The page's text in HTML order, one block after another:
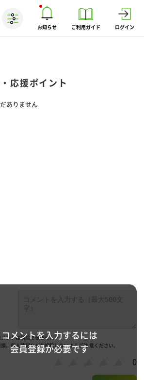
お知らせ ご利用ガイド ログイン
応援ポイント
ありません
コメントを入力するには
会員登録が必要です
ントは削除できません。
、個人情報などを投稿しないようご注 意ください。
0